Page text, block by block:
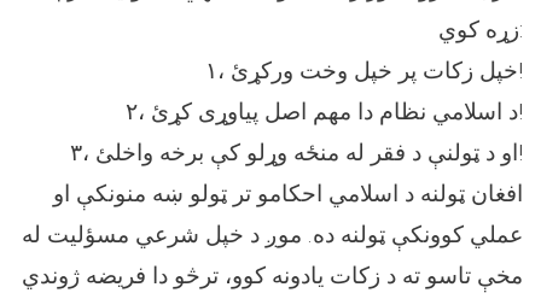
زړه کوي:
۱، خپل زکات پر خپل وخت ورکړئ!
۲، د اسلامي نظام دا مهم اصل پیاوړی کړئ!
۳، او د ټولنې د فقر له منځه وړلو کې برخه واخلئ!
افغان ټولنه د اسلامي احکامو تر ټولو ښه منونکې او
عملي کوونکې ټولنه ده. موږ د خپل شرعي مسؤلیت له
مخې تاسو ته د زکات یادونه کوو، ترڅو دا فریضه ژوندي